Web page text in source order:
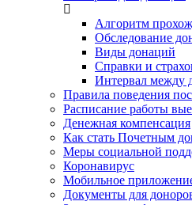
Алгоритм
Обследование
Виды донаций
Справки и
Интервал между
Правила поведения
Расписание работы
Денежная компенсация
Как стать Почетным
Меры социальной
Коронавирус
Мобильное
Документы для